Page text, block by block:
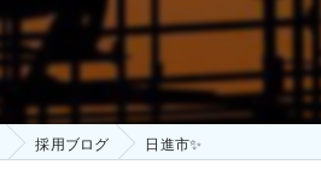
採用ブログ 日進市✨